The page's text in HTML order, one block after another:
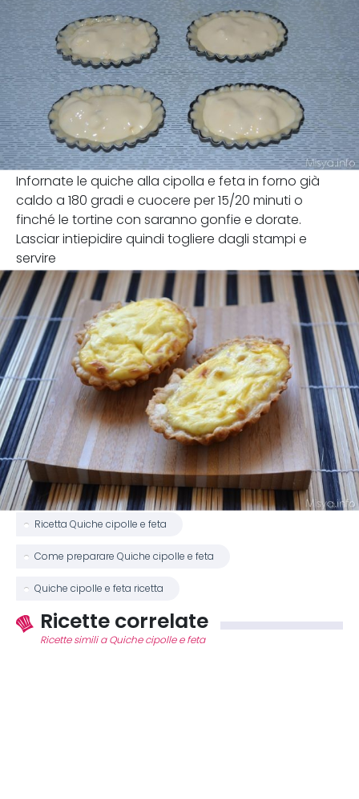
Infornate le quiche alla cipolla e feta in forno già
caldo a 180 gradi e cuocere per 15/20 minuti o
finché le tortine con saranno gonfie e dorate.
Lasciar intiepidire quindi togliere dagli stampi e
servire
Ricetta Quiche cipolle e feta
Come preparare Quiche cipolle e feta
Quiche cipolle e feta ricetta
Ricette correlate
Ricette simili a Quiche cipolle e feta